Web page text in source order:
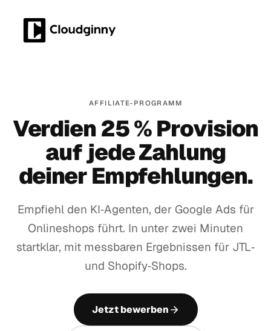
AFFILIATE‑PROGRAMM
Verdien 25 % Provision
auf jede Zahlung
deiner Empfehlungen.
Empfiehl den KI‑Agenten, der Google Ads für
Onlineshops führt. In unter zwei Minuten
startklar, mit messbaren Ergebnissen für JTL‑
und Shopify‑Shops.
Jetzt bewerben